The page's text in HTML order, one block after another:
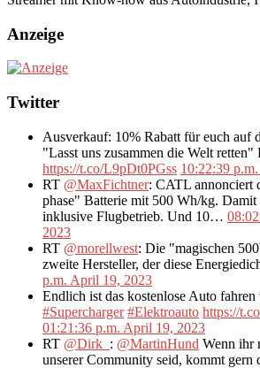
Anzeige
Twitter
Ausverkauf: 10% Rabatt für euch auf
"Lasst uns zusammen die Welt
https://t.co/L9pDt0PGss 10:22:39
RT @MaxFichtner: CATL annonciert
phase" Batterie mit 500 Wh/kg. Damit
inklusive Flugbetrieb. Und 10…
2023
RT @morellwest: Die "magischen
zweite Hersteller, der diese
p.m. April 19, 2023
Endlich ist das kostenlose Auto fahren
#Supercharger #Elektroauto https://
01:21:36 p.m. April 19, 2023
RT @Dirk_ : @MartinHund Wenn ihr
unserer Community seid, kommt gern